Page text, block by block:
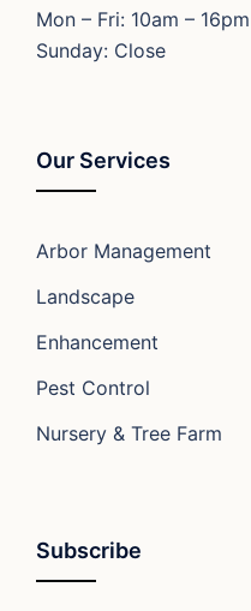
Mon – Fri: 10am – 16pm
Sunday: Close
Our Services
Arbor Management
Landscape
Enhancement
Pest Control
Nursery & Tree Farm
Subscribe